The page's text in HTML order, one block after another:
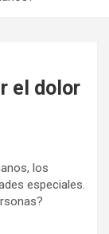
el dolor
los
especiales.